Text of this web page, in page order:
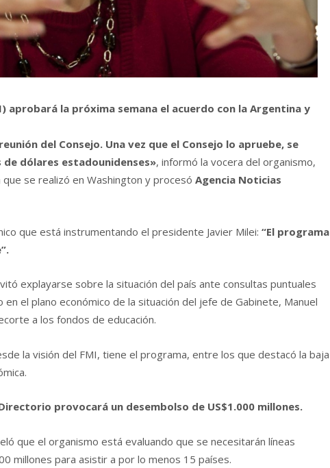
aprobará la próxima semana el acuerdo con la Argentina y
del Consejo. Una vez que el Consejo lo apruebe, se
de dólares estadounidenses», informó la vocera del organismo,
que se realizó en Washington y procesó Agencia Noticias
que está instrumentando el presidente Javier Milei: “El programa
explayarse sobre la situación del país ante consultas puntuales
en el plano económico de la situación del jefe de Gabinete, Manuel
a los fondos de educación.
la visión del FMI, tiene el programa, entre los que destacó la baja
provocará un desembolso de US$1.000 millones.
que el organismo está evaluando que se necesitarán líneas
millones para asistir a por lo menos 15 países.